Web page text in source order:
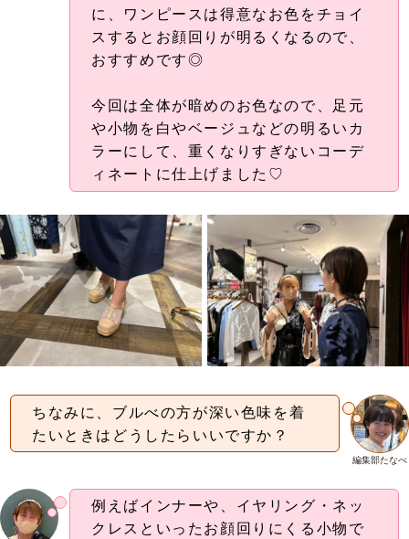
に、ワンピースは得意なお色をチョイ
スするとお顔回りが明るくなるので、
おすすめです◎
今回は全体が暗めのお色なので、足元
や小物を白やベージュなどの明るいカ
ラーにして、重くなりすぎないコーデ
ィネートに仕上げました♡
編集部たなべ
ちなみに、ブルべの方が深い色味を着
たいときはどうしたらいいですか？
例えばインナーや、イヤリング・ネッ
クレスといったお顔回りにくる小物で